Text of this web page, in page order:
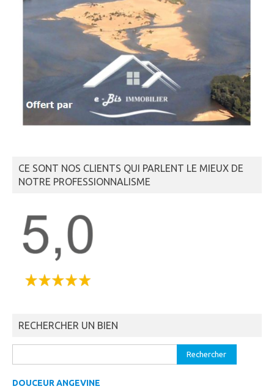
CE SONT NOS CLIENTS QUI PARLENT LE MIEUX DE
NOTRE PROFESSIONNALISME
RECHERCHER UN BIEN
DOUCEUR ANGEVINE